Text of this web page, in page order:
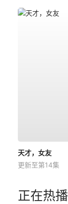
天才，女友
更新至第14集
正在热播